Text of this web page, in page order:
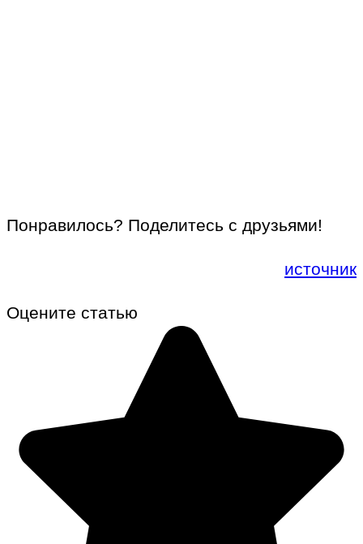
Понравилось? Поделитесь с друзьями!
источник
Оцените статью